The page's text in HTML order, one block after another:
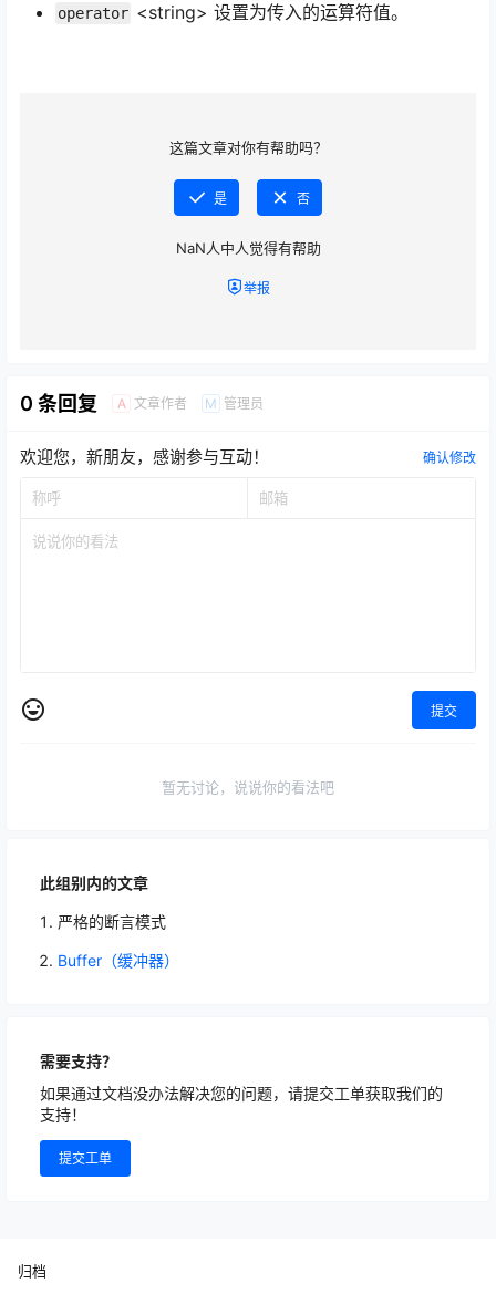
此组别内的文章
严格的断言模式
Buffer（缓冲器）
需要支持？
如果通过文档没办法解决您的问题，请提交工单获取我们的
支持！
提交工单
operator <string> 设置为传入的运算符值。
这篇文章对你有帮助吗？
是 否
NaN人中人觉得有帮助
举报
0 条回复 A 文章作者 M 管理员
欢迎您，新朋友，感谢参与互动！ 确认修改
提交
暂无讨论，说说你的看法吧
归档